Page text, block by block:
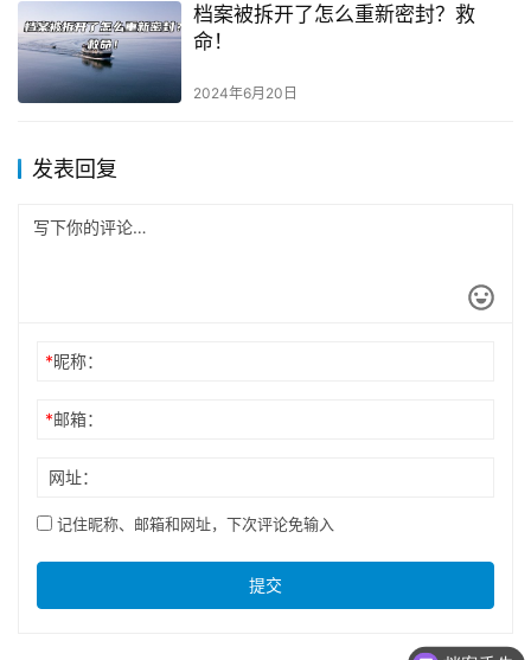
档案被拆开了怎么重新密封？救
命！
2024年6月20日
发表回复
*昵称：
*邮箱：
网址：
记住昵称、邮箱和网址，下次评论免输入
提交